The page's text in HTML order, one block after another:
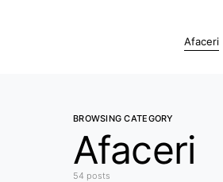
Afaceri
BROWSING CATEGORY
Afaceri
54 posts